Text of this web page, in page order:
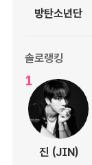
방탄소년단
솔로랭킹
1
진 (JIN)